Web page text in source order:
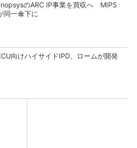
のARC IP事業を買収へ MIPS
同一傘下に
向けハイサイドIPD、ロームが開発